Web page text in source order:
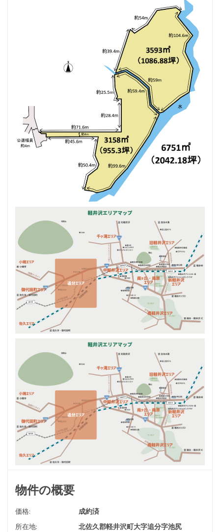
物件の概要
価格:
成約済
所在地:
北佐久郡軽井沢町大字追分字池尻